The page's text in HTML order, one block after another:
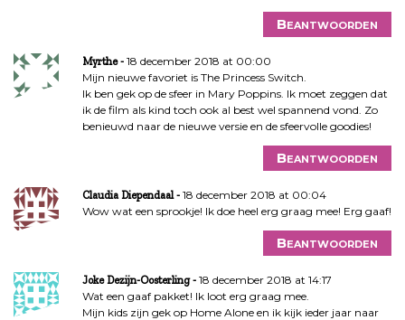
Beantwoorden
Myrthe
18 december 2018 at 00:00
Mijn nieuwe favoriet is The Princess Switch.
Ik ben gek op de sfeer in Mary Poppins. Ik moet zeggen dat
ik de film als kind toch ook al best wel spannend vond. Zo
benieuwd naar de nieuwe versie en de sfeervolle goodies!
Beantwoorden
Claudia Diependaal
18 december 2018 at 00:04
Wow wat een sprookje! Ik doe heel erg graag mee! Erg gaaf!
Beantwoorden
Joke Dezijn-Oosterling
18 december 2018 at 14:17
Wat een gaaf pakket! Ik loot erg graag mee.
Mijn kids zijn gek op Home Alone en ik kijk ieder jaar naar